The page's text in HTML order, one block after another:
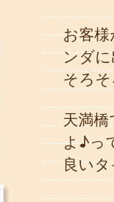
お客
ンダ
そろ
天満
よ♪っ
良い